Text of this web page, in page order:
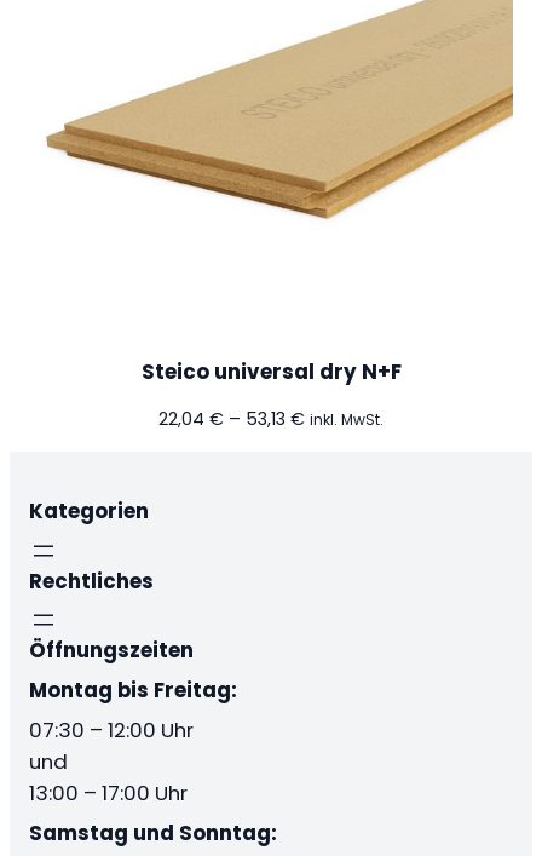
Steico universal dry N+F
22,04 € – 53,13 €Preisspanne:
inkl. MwSt.
Kategorien
Rechtliches
Öffnungszeiten
Montag bis Freitag:
07:30 – 12:00 Uhr
und
13:00 – 17:00 Uhr
Samstag und Sonntag: